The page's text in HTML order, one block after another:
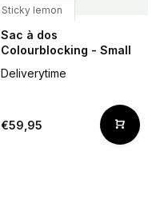
Sticky lemon
Sac à dos
Colourblocking - Small
Deliverytime
€59,95